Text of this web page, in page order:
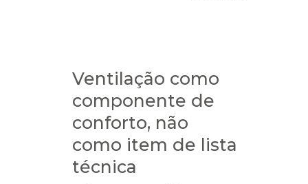
Ventilação como
componente de
conforto, não
como item de lista
técnica